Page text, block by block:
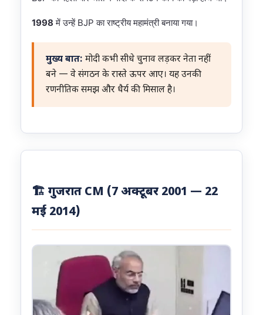
1998 में उन्हें BJP का राष्ट्रीय महामंत्री बनाया गया।
मुख्य बात: मोदी कभी सीधे चुनाव लड़कर नेता नहीं
बने — वे संगठन के रास्ते ऊपर आए। यह उनकी
रणनीतिक समझ और धैर्य की मिसाल है।
🏗️ गुजरात CM (7 अक्टूबर 2001 — 22
मई 2014)